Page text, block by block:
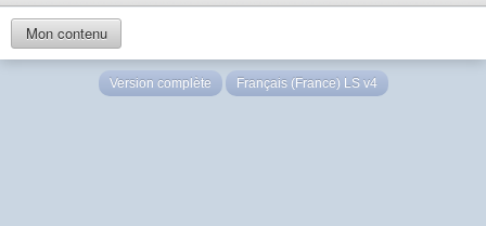
Mon contenu
Version complète Français (France) LS v4